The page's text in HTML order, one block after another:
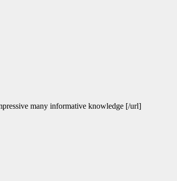
many informative knowledge [/url]